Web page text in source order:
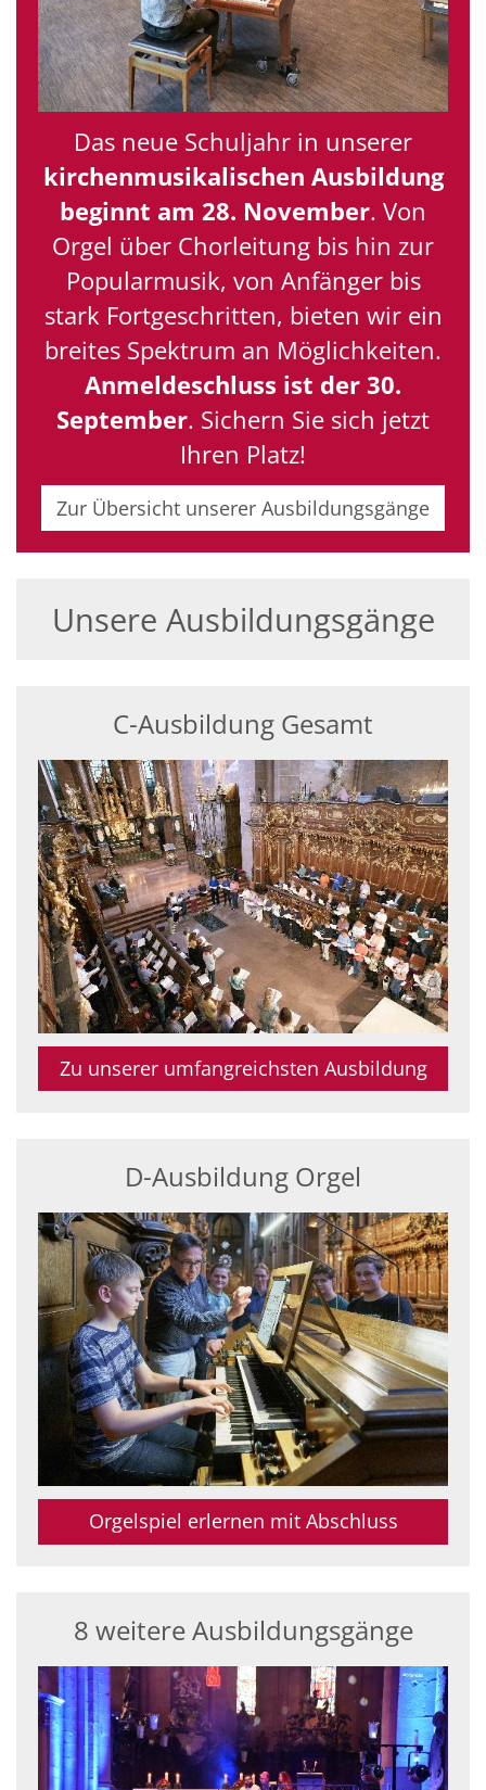
Das neue Schuljahr in unserer
kirchenmusikalischen Ausbildung
beginnt am 28. November. Von
Orgel über Chorleitung bis hin zur
Popularmusik, von Anfänger bis
stark Fortgeschritten, bieten wir ein
breites Spektrum an Möglichkeiten.
Anmeldeschluss ist der 30.
September. Sichern Sie sich jetzt
Ihren Platz!
Zur Übersicht unserer Ausbildungsgänge
Unsere Ausbildungsgänge
C-Ausbildung Gesamt
Zu unserer umfangreichsten Ausbildung
D-Ausbildung Orgel
Orgelspiel erlernen mit Abschluss
8 weitere Ausbildungsgänge